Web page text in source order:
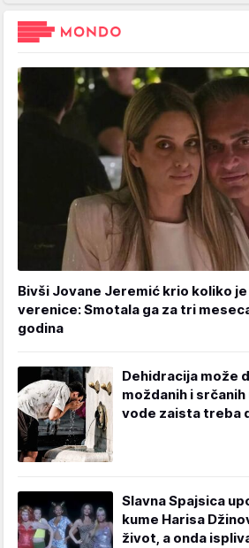
Bivši Jovane Jeremić krio koliko
verenice: Smotala ga za tri
godina
Dehidracija može
moždanih i
vode zaista treba
Slavna Spajsica
kume Harisa
život, a onda